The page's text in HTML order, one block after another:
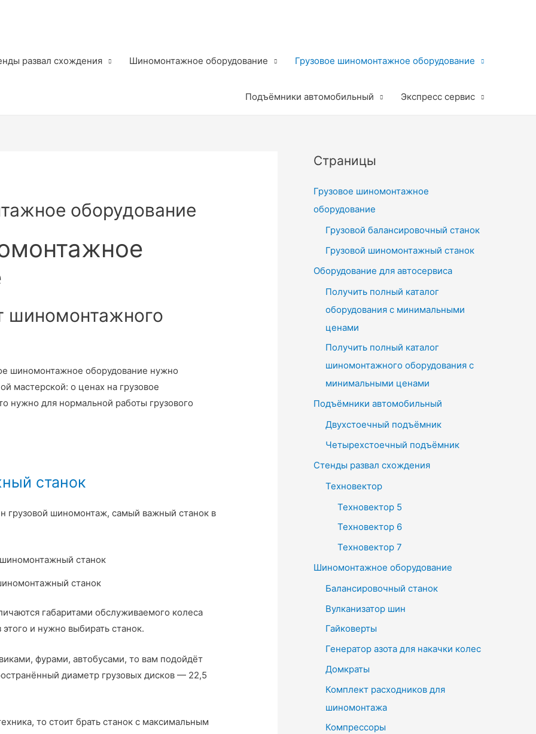
развал схождения Шиномонтажное оборудование Грузовое шиномонтажное оборудование
Подъёмники автомобильный Экспресс сервис
оборудование
шиномонтажного
шиномонтажное оборудование нужно
мастерской: о ценах на грузовое
нужно для нормальной работы грузового
станок
грузовой шиномонтаж, самый важный станок в
станок
габаритами обслуживаемого колеса
и нужно выбирать станок.
фурами, автобусами, то вам подойдёт
диаметр грузовых дисков — 22,5
то стоит брать станок с максимальным
Страницы
Грузовое шиномонтажное
оборудование
Грузовой балансировочный станок
Грузовой шиномонтажный станок
Оборудование для автосервиса
Получить полный каталог
оборудования с минимальными
ценами
Получить полный каталог
шиномонтажного оборудования с
минимальными ценами
Подъёмники автомобильный
Двухстоечный подъёмник
Четырехстоечный подъёмник
Стенды развал схождения
Техновектор
Техновектор 5
Техновектор 6
Техновектор 7
Шиномонтажное оборудование
Балансировочный станок
Вулканизатор шин
Гайковерты
Генератор азота для накачки колес
Домкраты
Комплект расходников для
шиномонтажа
Компрессоры